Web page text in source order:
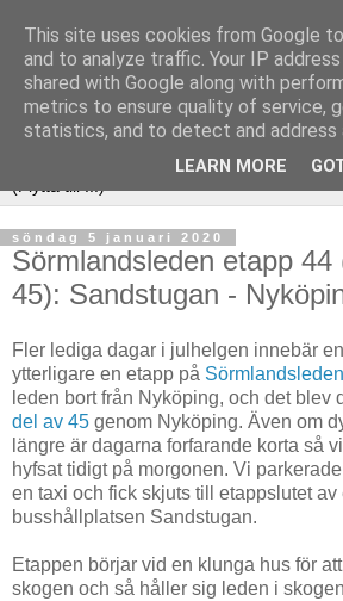
söndag 5 januari 2020
Sörmlandsleden etapp 44
45): Sandstugan -
Fler lediga dagar i julhelgen innebär
ytterligare en etapp på Sörmlandsleden
leden bort från Nyköping, och det blev
del av 45 genom Nyköping. Även om
längre är dagarna forfarande korta så
hyfsat tidigt på morgonen. Vi
en taxi och fick skjuts till etappslutet av
busshållplatsen Sandstugan.
Etappen börjar vid en klunga hus för
skogen och så håller sig leden i
This site uses cookies from Google
and to analyze traffic. Your IP
shared with Google along with
metrics to ensure quality of service,
statistics, and to detect and address
LEARN MORE